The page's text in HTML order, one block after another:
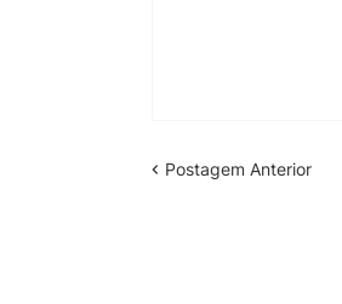
Postagem Anterior